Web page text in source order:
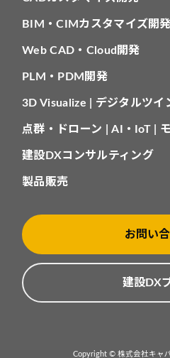
BIM・CIMカスタマイズ開発
Web CAD・Cloud開発
PLM・PDM開発
3D Visualize | デジタルツイ
点群・ドローン | AI・IoT |
建設DXコンサルティング
製品販売
お問い
建設DX
Copyright © 株式会社キャ